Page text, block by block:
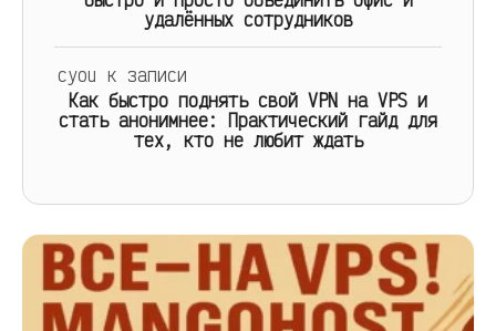
удалённых сотрудников
cyou к записи
Как быстро поднять свой VPN на VPS и
стать анонимнее: Практический гайд для
тех, кто не любит ждать